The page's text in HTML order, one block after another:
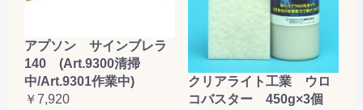
アプソン サインブレラ
140 (Art.9300清掃
中/Art.9301作業中)
￥7,920
クリアライト工業 ウロ
コバスター 450g×3個